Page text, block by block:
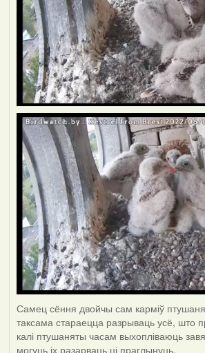
Самец сёння двойчы сам карміў
таксама стараецца разрываць усё, што
калі птушаняты часам выхопліваюць
могуць іх разарваць ці праглынуць.